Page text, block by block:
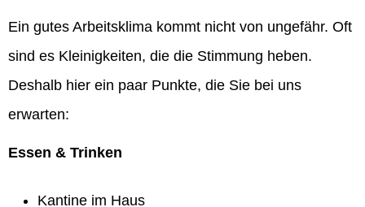
Ein gutes Arbeitsklima kommt nicht von ungefähr. Oft
sind es Kleinigkeiten, die die Stimmung heben.
Deshalb hier ein paar Punkte, die Sie bei uns
erwarten:
Essen & Trinken
Kantine im Haus